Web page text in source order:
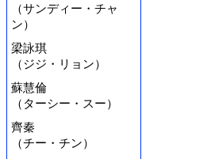
（サンディー・チャ
ン）
梁詠琪
（ジジ・リョン）
蘇慧倫
（ターシー・スー）
齊秦
（チー・チン）